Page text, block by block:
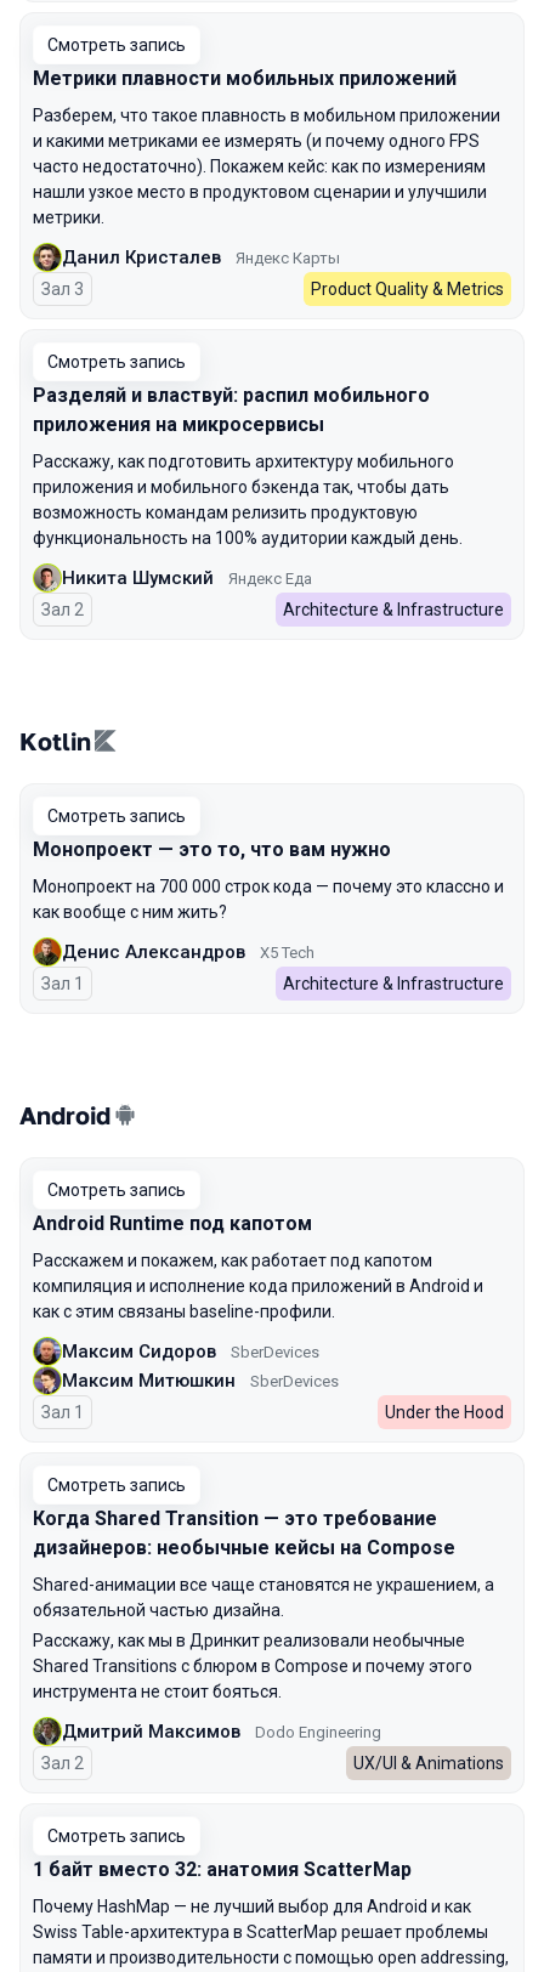
Смотреть запись
Метрики плавности мобильных приложений
Разберем, что такое плавность в мобильном приложении
и какими метриками ее измерять (и почему одного FPS
часто недостаточно). Покажем кейс: как по измерениям
нашли узкое место в продуктовом сценарии и улучшили
метрики.
Данил Кристалев Яндекс Карты
Зал 3 Product Quality & Metrics
Смотреть запись
Разделяй и властвуй: распил мобильного
приложения на микросервисы
Расскажу, как подготовить архитектуру мобильного
приложения и мобильного бэкенда так, чтобы дать
возможность командам релизить продуктовую
функциональность на 100% аудитории каждый день.
Никита Шумский Яндекс Еда
Зал 2 Architecture & Infrastructure
Kotlin
Смотреть запись
Монопроект — это то, что вам нужно
Монопроект на 700 000 строк кода — почему это классно и
как вообще с ним жить?
Денис Александров X5 Tech
Зал 1 Architecture & Infrastructure
Android
Смотреть запись
Android Runtime под капотом
Расскажем и покажем, как работает под капотом
компиляция и исполнение кода приложений в Android и
как с этим связаны baseline-профили.
Максим Сидоров SberDevices
Максим Митюшкин SberDevices
Зал 1 Under the Hood
Смотреть запись
Когда Shared Transition — это требование
дизайнеров: необычные кейсы на Compose
Shared-анимации все чаще становятся не украшением, а
обязательной частью дизайна.
Расскажу, как мы в Дринкит реализовали необычные
Shared Transitions с блюром в Compose и почему этого
инструмента не стоит бояться.
Дмитрий Максимов Dodo Engineering
Зал 2 UX/UI & Animations
Смотреть запись
1 байт вместо 32: анатомия ScatterMap
Почему HashMap — не лучший выбор для Android и как
Swiss Table-архитектура в ScatterMap решает проблемы
памяти и производительности с помощью open addressing,